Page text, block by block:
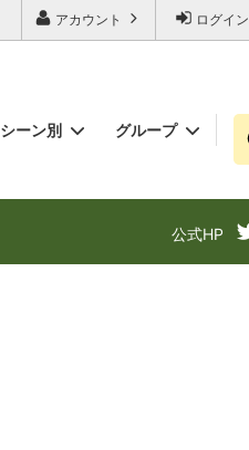
ログイン
アカウント
シーン別 グループ
公式HP